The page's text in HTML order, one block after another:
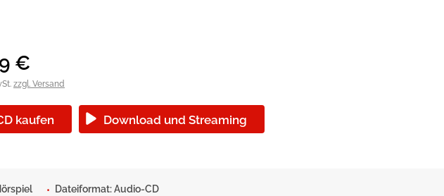
€
zzgl. Versand
kaufen Download und Streaming
Dateiformat: Audio-CD